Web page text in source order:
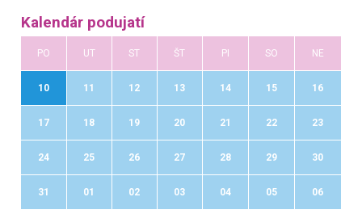
Kalendár podujatí
PO UT ST ŠT PI SO NE
10 11 12 13 14 15 16
17 18 19 20 21 22 23
24 25 26 27 28 29 30
31 01 02 03 04 05 06